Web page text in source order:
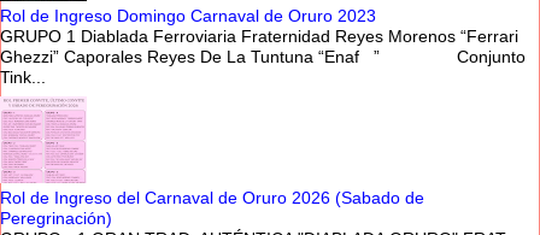
Rol de Ingreso Domingo Carnaval de Oruro 2023
GRUPO 1 Diablada Ferroviaria Fraternidad Reyes Morenos “Ferrari
Ghezzi” Caporales Reyes De La Tuntuna “Enaf ” Conjunto
Tink...
Rol de Ingreso del Carnaval de Oruro 2026 (Sabado de
Peregrinación)